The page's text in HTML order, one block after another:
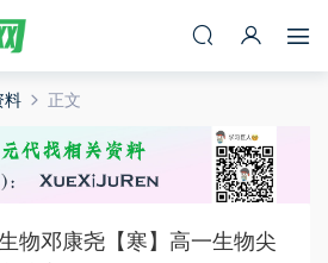
料 正文
物邓康尧【寒】高一生物尖